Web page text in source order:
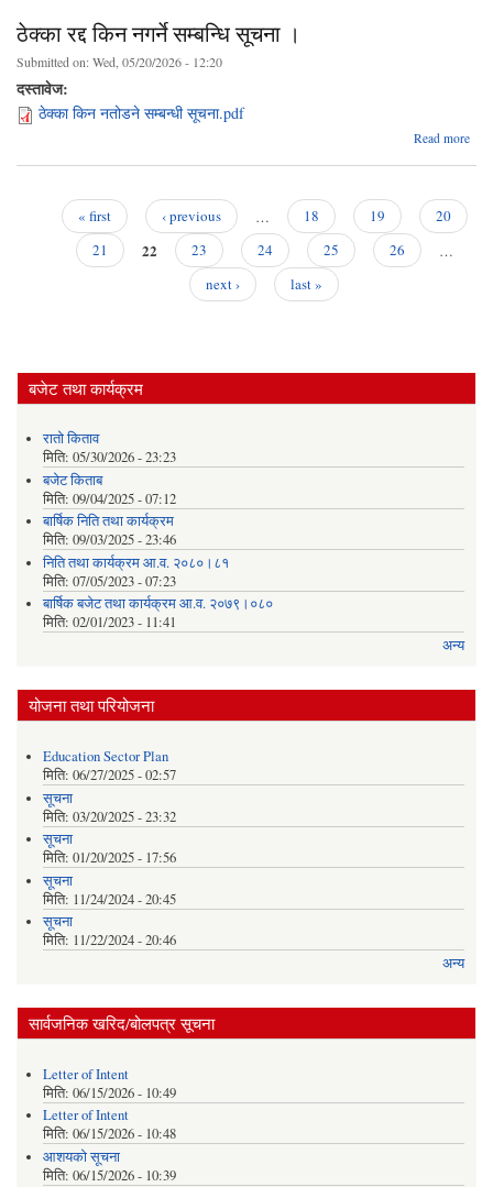
ठेक्का रद्द किन नगर्ने सम्बन्धि सूचना ।
Submitted on:Wed, 05/20/2026 - 12:20
दस्तावेज:
ठेक्का किन नतोडने सम्बन्धी सूचना.pdf
Read more
« first ‹ previous … 18 19
20
21
22 23 24 25 26
…
next ›
last »
बजेट तथा कार्यक्रम
रातो किताव
मिति: 05/30/2026 - 23:23
बजेट किताब
मिति: 09/04/2025 - 07:12
बार्षिक निति तथा कार्यक्रम
मिति: 09/03/2025 - 23:46
निति तथा कार्यक्रम आ.व. २०८०।८१
मिति: 07/05/2023 - 07:23
बार्षिक बजेट तथा कार्यक्रम आ.व. २०७९।०८०
मिति: 02/01/2023 - 11:41
अन्य
योजना तथा परियोजना
Education Sector Plan
मिति: 06/27/2025 - 02:57
सूचना
मिति: 03/20/2025 - 23:32
सूचना
मिति: 01/20/2025 - 17:56
सूचना
मिति: 11/24/2024 - 20:45
सूचना
मिति: 11/22/2024 - 20:46
अन्य
सार्वजनिक खरिद/बोलपत्र सूचना
Letter of Intent
मिति: 06/15/2026 - 10:49
Letter of Intent
मिति: 06/15/2026 - 10:48
आशयको सूचना
मिति: 06/15/2026 - 10:39